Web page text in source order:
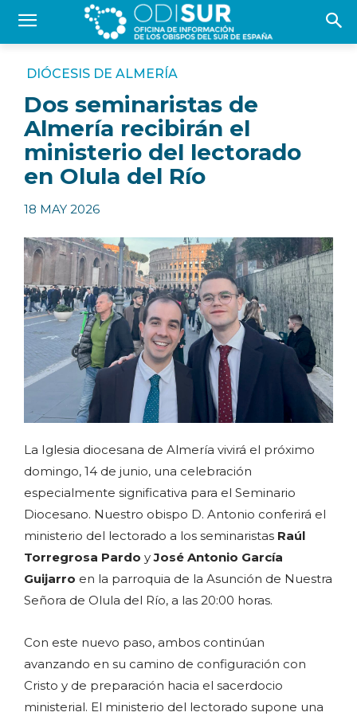
DIÓCESIS DE ALMERÍA
Dos seminaristas de
Almería recibirán el
ministerio del lectorado
en Olula del Río
18 MAY 2026
La Iglesia diocesana de Almería vivirá el próximo
domingo, 14 de junio, una celebración
especialmente significativa para el Seminario
Diocesano. Nuestro obispo D. Antonio conferirá el
ministerio del lectorado a los seminaristas Raúl
Torregrosa Pardo yJosé Antonio García
Guijarro en la parroquia de la Asunción de Nuestra
Señora de Olula del Río, a las 20:00 horas.
Con este nuevo paso, ambos continúan
avanzando en su camino de configuración con
Cristo y de preparación hacia el sacerdocio
ministerial. El ministerio del lectorado supone una